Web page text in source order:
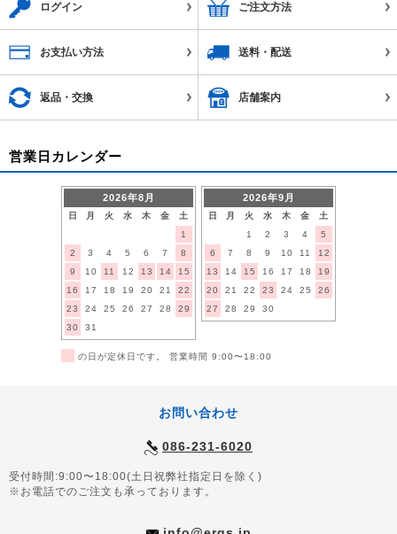
ログイン ご注文方法
お支払い方法 送料・配送
返品・交換 店舗案内
営業日カレンダー
2026年8月
日 月 火 水 木 金
土
1
2
3 4 5 6 7
8
9
10 11 12 13 14
15
16
17 18 19 20 21
22
23
24 25 26 27 28
29
30
31
2026年9月
日 月 火 水 木 金
土
1
2 3 4
5
6
7 8 9 10 11
12
13
14 15 16 17 18
19
20
21 22 23 24 25
26
27
28 29 30
の日が定休日です。 営業時間 9:00〜18:00
お問い合わせ
086-231-6020
受付時間:9:00〜18:00(土日祝弊社指定日を除く)
※お電話でのご注文も承っております。